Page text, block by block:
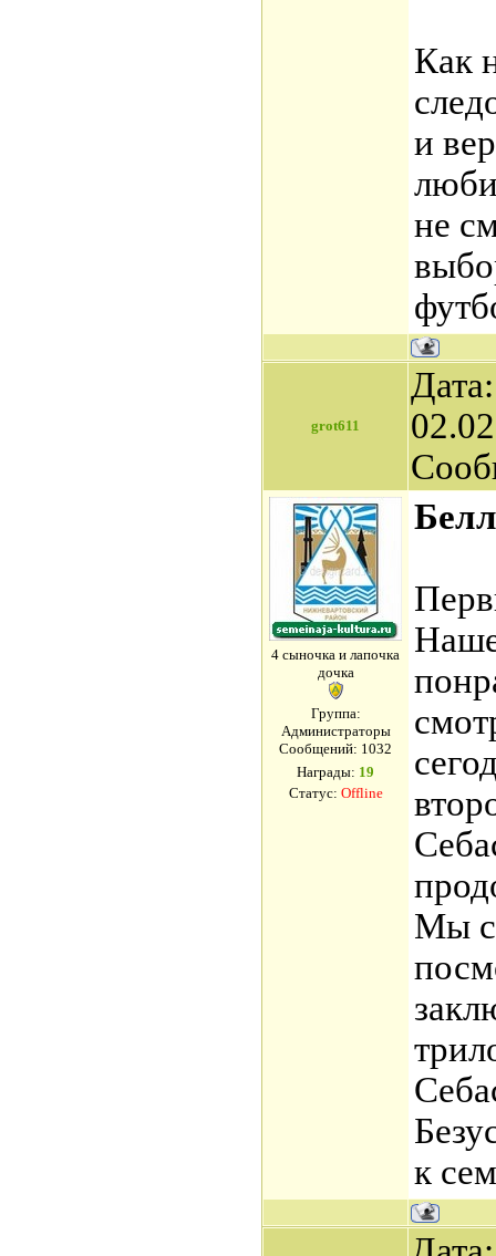
Как
и
не
grot611
4 сыночка и лапочка
дочка
Группа:
Администраторы
Сообщений: 1032
Награды: 19
Статус: Offline
Мы с
к